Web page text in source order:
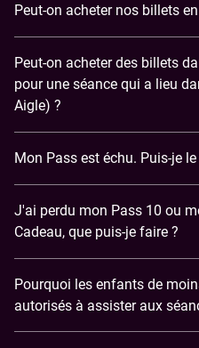
Peut-on acheter nos billets
Peut-on acheter des billets
pour une séance qui a lieu
Aigle) ?
Mon Pass est échu. Puis-je
J'ai perdu mon Pass 10 ou
Cadeau, que puis-je faire ?
Pourquoi les enfants de
autorisés à assister aux